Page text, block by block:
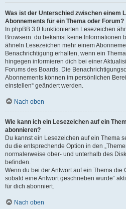
Was ist der Unterschied zwischen einem
Abonnements für ein Thema oder Forum?
In phpBB 3.0 funktionierten Lesezeichen
Browsern: du bekamst keine Informationen
ähneln Lesezeichen mehr einem
Benachrichtigung erhalten, wenn ein
hingegen informieren dich bei einer
Forums des Boards. Die
Abonnements können im persönlichen
einstellen“ geändert werden.
Nach oben
Wie kann ich ein Lesezeichen auf ein
abonnieren?
Du kannst ein Lesezeichen auf ein Thema
du die entsprechende Option in den
normalerweise ober- und unterhalb des
befinden.
Wenn du bei der Antwort auf ein Thema die
sobald eine Antwort geschrieben wurde“
für dich abonniert.
Nach oben